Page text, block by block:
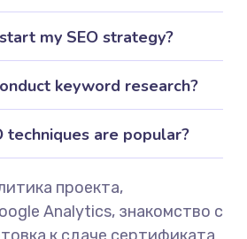
my SEO strategy?
keyword research?
techniques are popular?
проекта,
Analytics, знакомство с